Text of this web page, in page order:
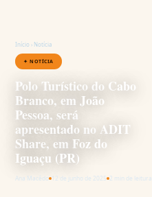
Início › Notícia
✦ NOTÍCIA
Polo Turístico do Cabo
Branco, em João
Pessoa, será
apresentado no ADIT
Share, em Foz do
Iguaçu (PR)
Ana Macêdo 12 de junho de 2025 2 min de leitura